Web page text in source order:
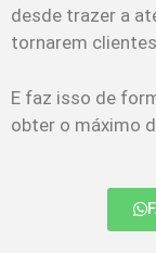
desde trazer a
tornarem
E faz isso de
obter o máximo